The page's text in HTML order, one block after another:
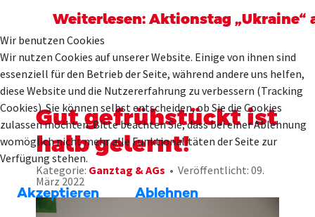
Weiterlesen: Aktionstag „Ukraine“
Gut gefrühstückt ist
halb gelernt!
Kategorie: Ganztag & AGs
Veröffentlicht: 09.
März 2022
Wir benutzen Cookies
Wir nutzen Cookies auf unserer Website. Einige von ihnen sind
essenziell für den Betrieb der Seite, während andere uns helfen,
diese Website und die Nutzererfahrung zu verbessern (Tracking
Cookies). Sie können selbst entscheiden, ob Sie die Cookies
zulassen möchten. Bitte beachten Sie, dass bei einer Ablehnung
womöglich nicht mehr alle Funktionalitäten der Seite zur
Verfügung stehen.
Akzeptieren Ablehnen